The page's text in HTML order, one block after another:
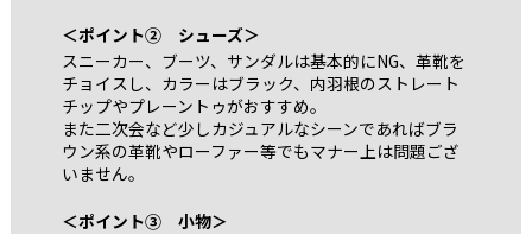
＜ポイント② シューズ＞
スニーカー、ブーツ、サンダルは基本的にNG、革靴を
チョイスし、カラーはブラック、内羽根のストレート
チップやプレーントゥがおすすめ。
また二次会など少しカジュアルなシーンであればブラ
ウン系の革靴やローファー等でもマナー上は問題ござ
いません。
＜ポイント③ 小物＞